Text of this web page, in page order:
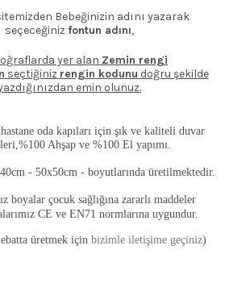
Bebeğinizin adını yazarak
seçeceğiniz fontun adını,
yer alan Zemin rengi
seçtiğiniz rengin kodunu doğru şekilde
emin olunuz.
oda kapıları için şık ve kaliteli duvar
Ahşap ve %100 El yapımı.
- 50x50cm - boyutlarında üretilmektedir.
boyalar çocuk sağlığına zararlı maddeler
CE ve EN71 normlarına uygundur.
üretmek için bizimle iletişime geçiniz)